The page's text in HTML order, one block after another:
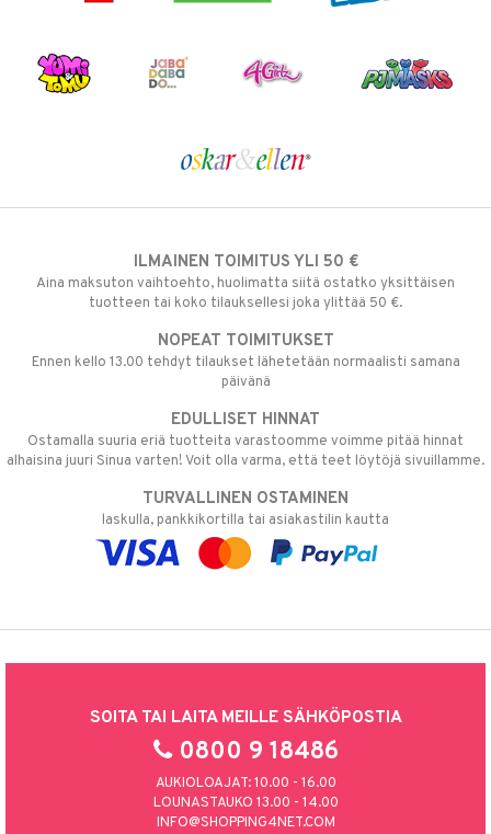
ILMAINEN TOIMITUS YLI 50 €
Aina maksuton vaihtoehto, huolimatta siitä ostatko yksittäisen
tuotteen tai koko tilauksellesi joka ylittää 50 €.
NOPEAT TOIMITUKSET
Ennen kello 13.00 tehdyt tilaukset lähetetään normaalisti samana
päivänä
EDULLISET HINNAT
Ostamalla suuria eriä tuotteita varastoomme voimme pitää hinnat
alhaisina juuri Sinua varten! Voit olla varma, että teet löytöjä sivuillamme.
TURVALLINEN OSTAMINEN
laskulla, pankkikortilla tai asiakastilin kautta
SOITA TAI LAITA MEILLE SÄHKÖPOSTIA
0800 9 18486
AUKIOLOAJAT: 10.00 - 16.00
LOUNASTAUKO 13.00 - 14.00
INFO@SHOPPING4NET.COM